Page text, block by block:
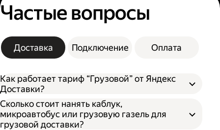
Частые вопросы
Доставка Подключение Оплата
Как работает тариф “Грузовой” от Яндекс
Доставки?
Сколько стоит нанять каблук,
микроавтобус или грузовую газель для
грузовой доставки?